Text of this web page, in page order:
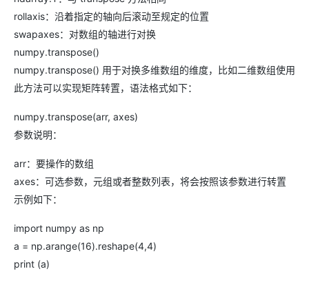
rollaxis：沿着指定的轴向后滚动至规定的位置
swapaxes：对数组的轴进行对换
numpy.transpose()
numpy.transpose() 用于对换多维数组的维度，比如二维数组使用
此方法可以实现矩阵转置，语法格式如下：
numpy.transpose(arr, axes)
参数说明：
arr：要操作的数组
axes：可选参数，元组或者整数列表，将会按照该参数进行转置
示例如下：
import numpy as np
a = np.arange(16).reshape(4,4)
print (a)